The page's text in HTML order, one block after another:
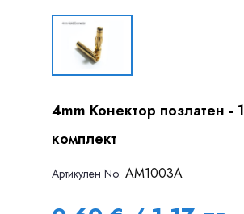
4mm Конектор позлатен - 1
комплект
Артикулен Nо: AM1003A